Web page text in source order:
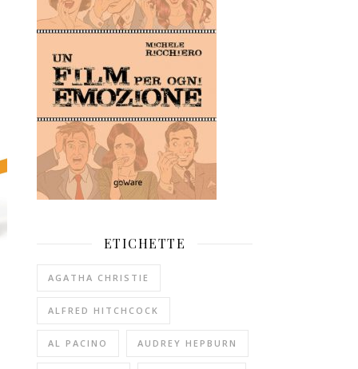
ETICHETTE
AGATHA CHRISTIE
ALFRED HITCHCOCK
AL PACINO AUDREY HEPBURN